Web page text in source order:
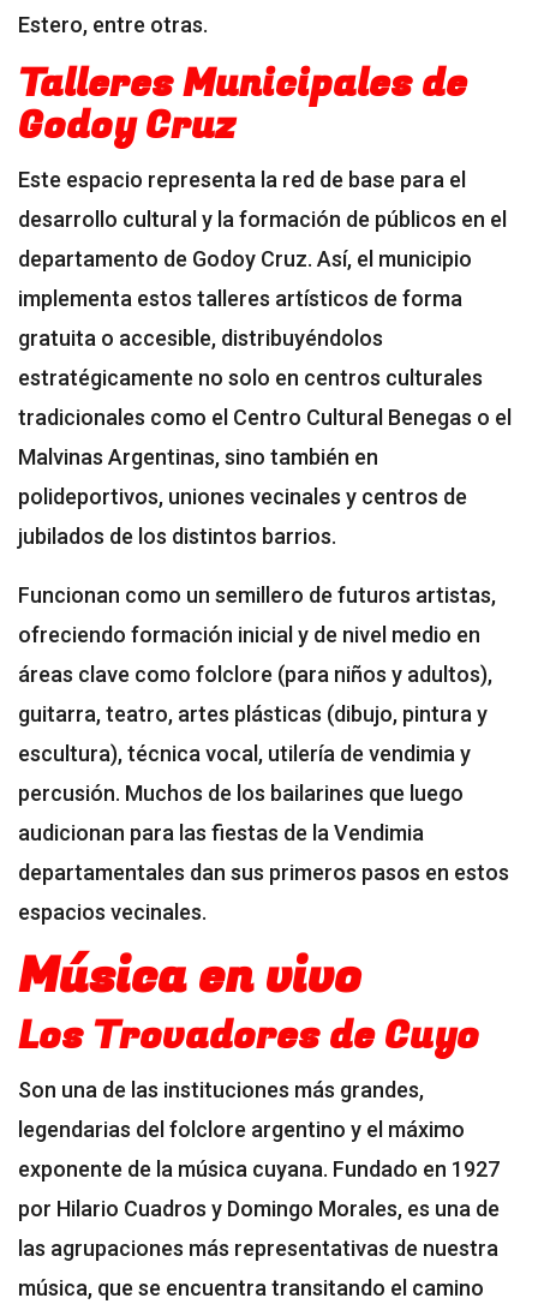
Estero, entre otras.
Talleres Municipales de
Godoy Cruz
Este espacio representa la red de base para el
desarrollo cultural y la formación de públicos en el
departamento de Godoy Cruz. Así, el municipio
implementa estos talleres artísticos de forma
gratuita o accesible, distribuyéndolos
estratégicamente no solo en centros culturales
tradicionales como el Centro Cultural Benegas o el
Malvinas Argentinas, sino también en
polideportivos, uniones vecinales y centros de
jubilados de los distintos barrios.
Funcionan como un semillero de futuros artistas,
ofreciendo formación inicial y de nivel medio en
áreas clave como folclore (para niños y adultos),
guitarra, teatro, artes plásticas (dibujo, pintura y
escultura), técnica vocal, utilería de vendimia y
percusión. Muchos de los bailarines que luego
audicionan para las fiestas de la Vendimia
departamentales dan sus primeros pasos en estos
espacios vecinales.
Música en vivo
Los Trovadores de Cuyo
Son una de las instituciones más grandes,
legendarias del folclore argentino y el máximo
exponente de la música cuyana. Fundado en 1927
por Hilario Cuadros y Domingo Morales, es una de
las agrupaciones más representativas de nuestra
música, que se encuentra transitando el camino